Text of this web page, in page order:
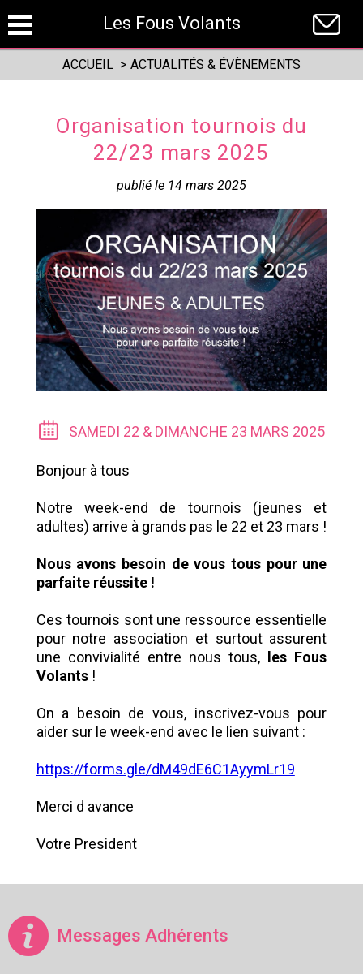
Les Fous Volants
ACCUEIL > ACTUALITÉS & ÉVÈNEMENTS
Organisation tournois du
22/23 mars 2025
publié le 14 mars 2025
SAMEDI 22 & DIMANCHE 23 MARS 2025
Bonjour à tous
Notre week-end de tournois (jeunes et
adultes) arrive à grands pas le 22 et 23 mars !
Nous avons besoin de vous tous pour une
parfaite réussite !
Ces tournois sont une ressource essentielle
pour notre association et surtout assurent
une convivialité entre nous tous,
les Fous
Volants!
On a besoin de vous, inscrivez-vous pour
aider sur le week-end avec le lien suivant :
https://forms.gle/dM49dE6C1AyymLr19
Merci d avance
Votre President
Messages Adhérents